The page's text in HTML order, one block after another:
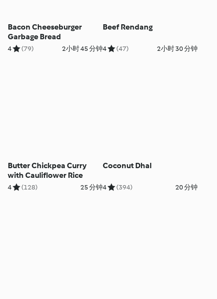
Bacon Cheeseburger
Garbage Bread
4 (79) 2小时 45 分钟
Beef Rendang
4 (47) 2小时 30 分钟
Butter Chickpea Curry
with Cauliflower Rice
4 (128) 25 分钟
Coconut Dhal
4 (394) 20 分钟